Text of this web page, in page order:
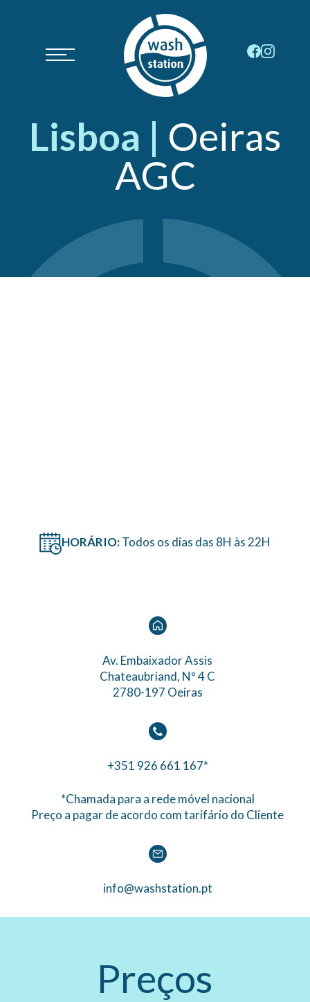
Lisboa | Oeiras
AGC
HORÁRIO:Todos os dias das 8H às 22H
Av. Embaixador Assis
Chateaubriand, Nº 4 C
2780-197 Oeiras
+351 926 661 167*
*Chamada para a rede móvel nacional
Preço a pagar de acordo com tarifário do Cliente
info@washstation.pt
Preços